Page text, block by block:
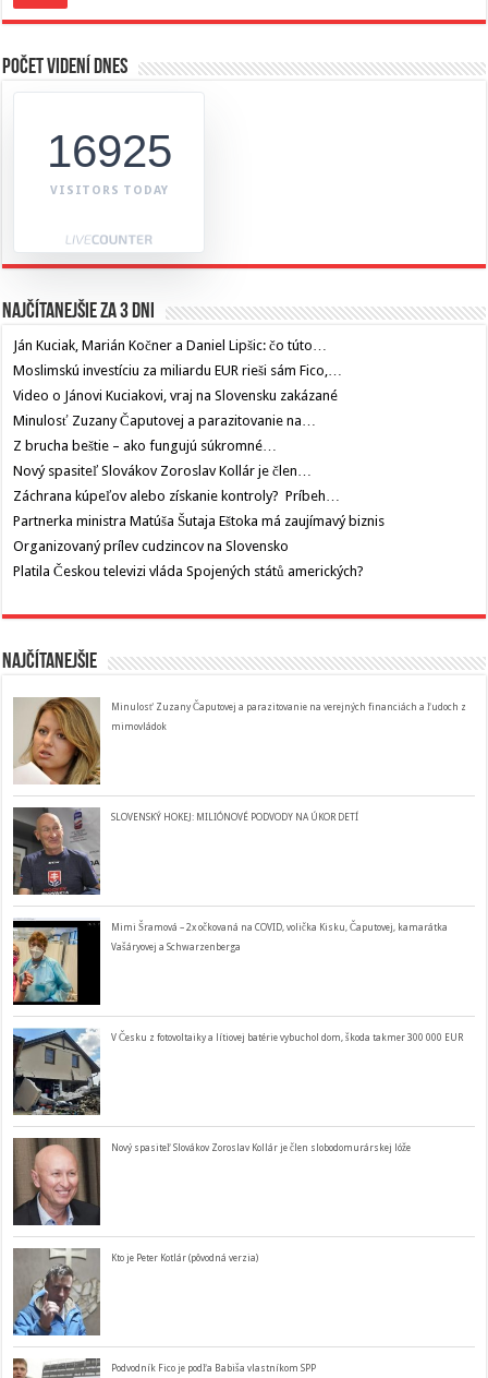
Počet videní dnes
16925
VISITORS TODAY
Najčítanejšie za 3 dni
Ján Kuciak, Marián Kočner a Daniel Lipšic: čo túto…
Moslimskú investíciu za miliardu EUR rieši sám Fico,…
Video o Jánovi Kuciakovi, vraj na Slovensku zakázané
Minulosť Zuzany Čaputovej a parazitovanie na…
Z brucha beštie – ako fungujú súkromné…
Nový spasiteľ Slovákov Zoroslav Kollár je člen…
Záchrana kúpeľov alebo získanie kontroly? Príbeh…
Partnerka ministra Matúša Šutaja Eštoka má zaujímavý biznis
Organizovaný prílev cudzincov na Slovensko
Platila Českou televizi vláda Spojených států amerických?
Najčítanejšie
Minulosť Zuzany Čaputovej a parazitovanie na verejných financiách a ľudoch z
mimovládok
SLOVENSKÝ HOKEJ: MILIÓNOVÉ PODVODY NA ÚKOR DETÍ
Mimi Šramová – 2x očkovaná na COVID, volička Kisku, Čaputovej, kamarátka
Vašáryovej a Schwarzenberga
V Česku z fotovoltaiky a lítiovej batérie vybuchol dom, škoda takmer 300 000 EUR
Nový spasiteľ Slovákov Zoroslav Kollár je člen slobodomurárskej lóže
Kto je Peter Kotlár (pôvodná verzia)
Podvodník Fico je podľa Babiša vlastníkom SPP